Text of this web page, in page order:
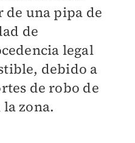
una pipa de
de
legal
debido a
de robo de
zona.